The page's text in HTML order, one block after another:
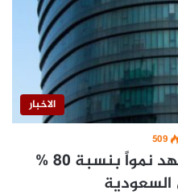
الاخبار
509
تطبيق “زوهو بوكس” يشهد نمواً بنسبة 80 %